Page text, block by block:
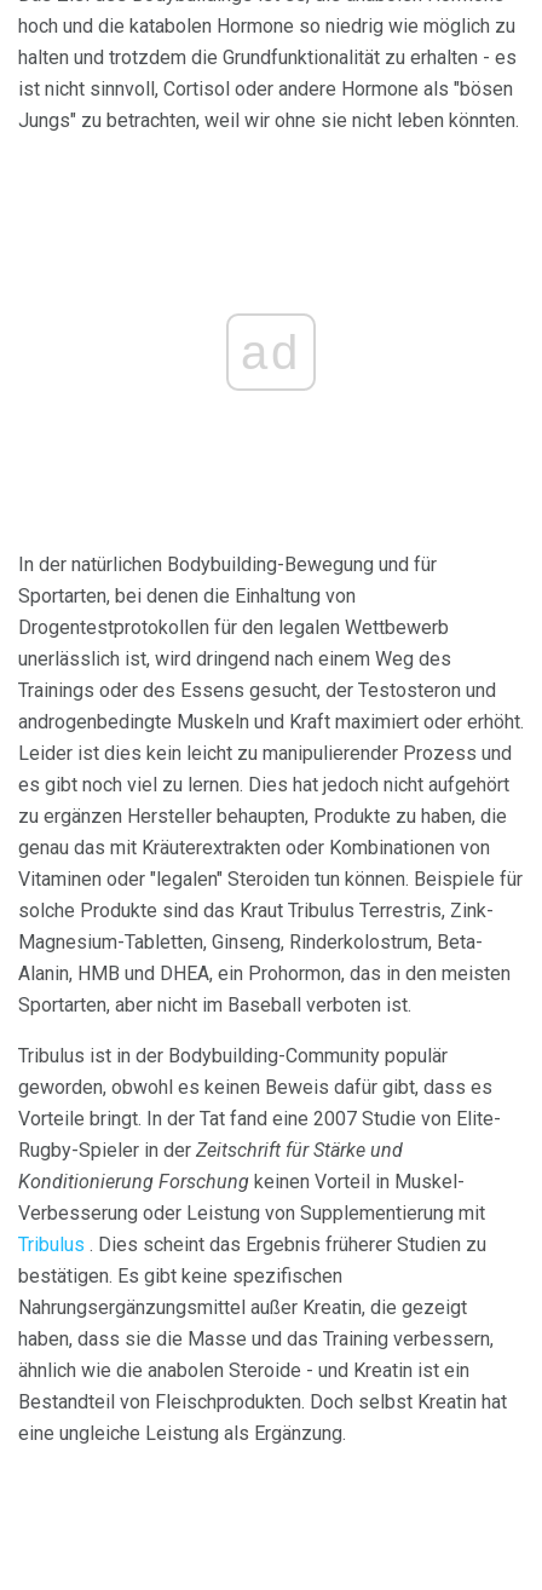
hoch und die katabolen Hormone so niedrig wie möglich zu
halten und trotzdem die Grundfunktionalität zu erhalten - es
ist nicht sinnvoll, Cortisol oder andere Hormone als "bösen
Jungs" zu betrachten, weil wir ohne sie nicht leben könnten.
ad
In der natürlichen Bodybuilding-Bewegung und für
Sportarten, bei denen die Einhaltung von
Drogentestprotokollen für den legalen Wettbewerb
unerlässlich ist, wird dringend nach einem Weg des
Trainings oder des Essens gesucht, der Testosteron und
androgenbedingte Muskeln und Kraft maximiert oder erhöht.
Leider ist dies kein leicht zu manipulierender Prozess und
es gibt noch viel zu lernen. Dies hat jedoch nicht aufgehört
zu ergänzen Hersteller behaupten, Produkte zu haben, die
genau das mit Kräuterextrakten oder Kombinationen von
Vitaminen oder "legalen" Steroiden tun können. Beispiele für
solche Produkte sind das Kraut Tribulus Terrestris, Zink-
Magnesium-Tabletten, Ginseng, Rinderkolostrum, Beta-
Alanin, HMB und DHEA, ein Prohormon, das in den meisten
Sportarten, aber nicht im Baseball verboten ist.
Tribulus ist in der Bodybuilding-Community populär
geworden, obwohl es keinen Beweis dafür gibt, dass es
Vorteile bringt. In der Tat fand eine 2007 Studie von Elite-
Rugby-Spieler in der Zeitschrift für Stärke und
Konditionierung Forschung keinen Vorteil in Muskel-
Verbesserung oder Leistung von Supplementierung mit
Tribulus . Dies scheint das Ergebnis früherer Studien zu
bestätigen. Es gibt keine spezifischen
Nahrungsergänzungsmittel außer Kreatin, die gezeigt
haben, dass sie die Masse und das Training verbessern,
ähnlich wie die anabolen Steroide - und Kreatin ist ein
Bestandteil von Fleischprodukten. Doch selbst Kreatin hat
eine ungleiche Leistung als Ergänzung.